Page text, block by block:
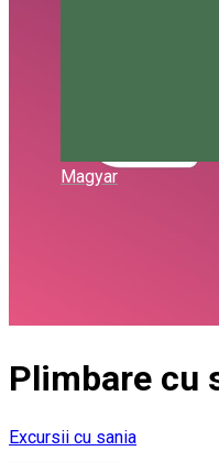
Magyar
Plimbare cu
Excursii cu sania